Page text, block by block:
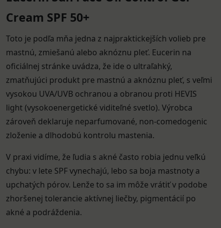
Cream SPF 50+
Toto je podľa mňa jedna z najpraktickejších volieb pre
mastnú, zmiešanú alebo aknóznu pleť. Eucerin na
oficiálnej stránke uvádza, že ide o ultraľahký,
zmatňujúci produkt pre mastnú a aknóznu pleť, s veľmi
vysokou UVA/UVB ochranou a obranou proti HEVIS
light (vysokoenergetické viditeľné svetlo). Výrobca
zároveň deklaruje neparfumované, non-comedogenic
zloženie a dlhodobú kontrolu mastenia.
V praxi vidíme, že ľudia s akné často robia jednu veľkú
chybu: v lete SPF vynechajú, lebo sa boja mastnoty a
upchatých pórov. Lenže to sa im môže vrátiť v podobe
zhoršenej tolerancie aktívnej liečby, pigmentácií po
akné a podráždenia.